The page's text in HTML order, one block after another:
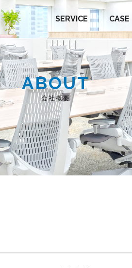
SERVICE
スナップスナップ
グロリアーレ
CASE
メディア掲載情報
アクセス
広報
サービス
ABOUT
会社概要